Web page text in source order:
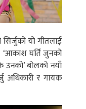
यो गीतलाई
घर्ति जुनको
उनको’ बोलको नयाँ
अधिकारी र गायक